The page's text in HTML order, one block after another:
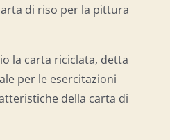
di riso per la pittura
la carta riciclata, detta
per le esercitazioni
della carta di